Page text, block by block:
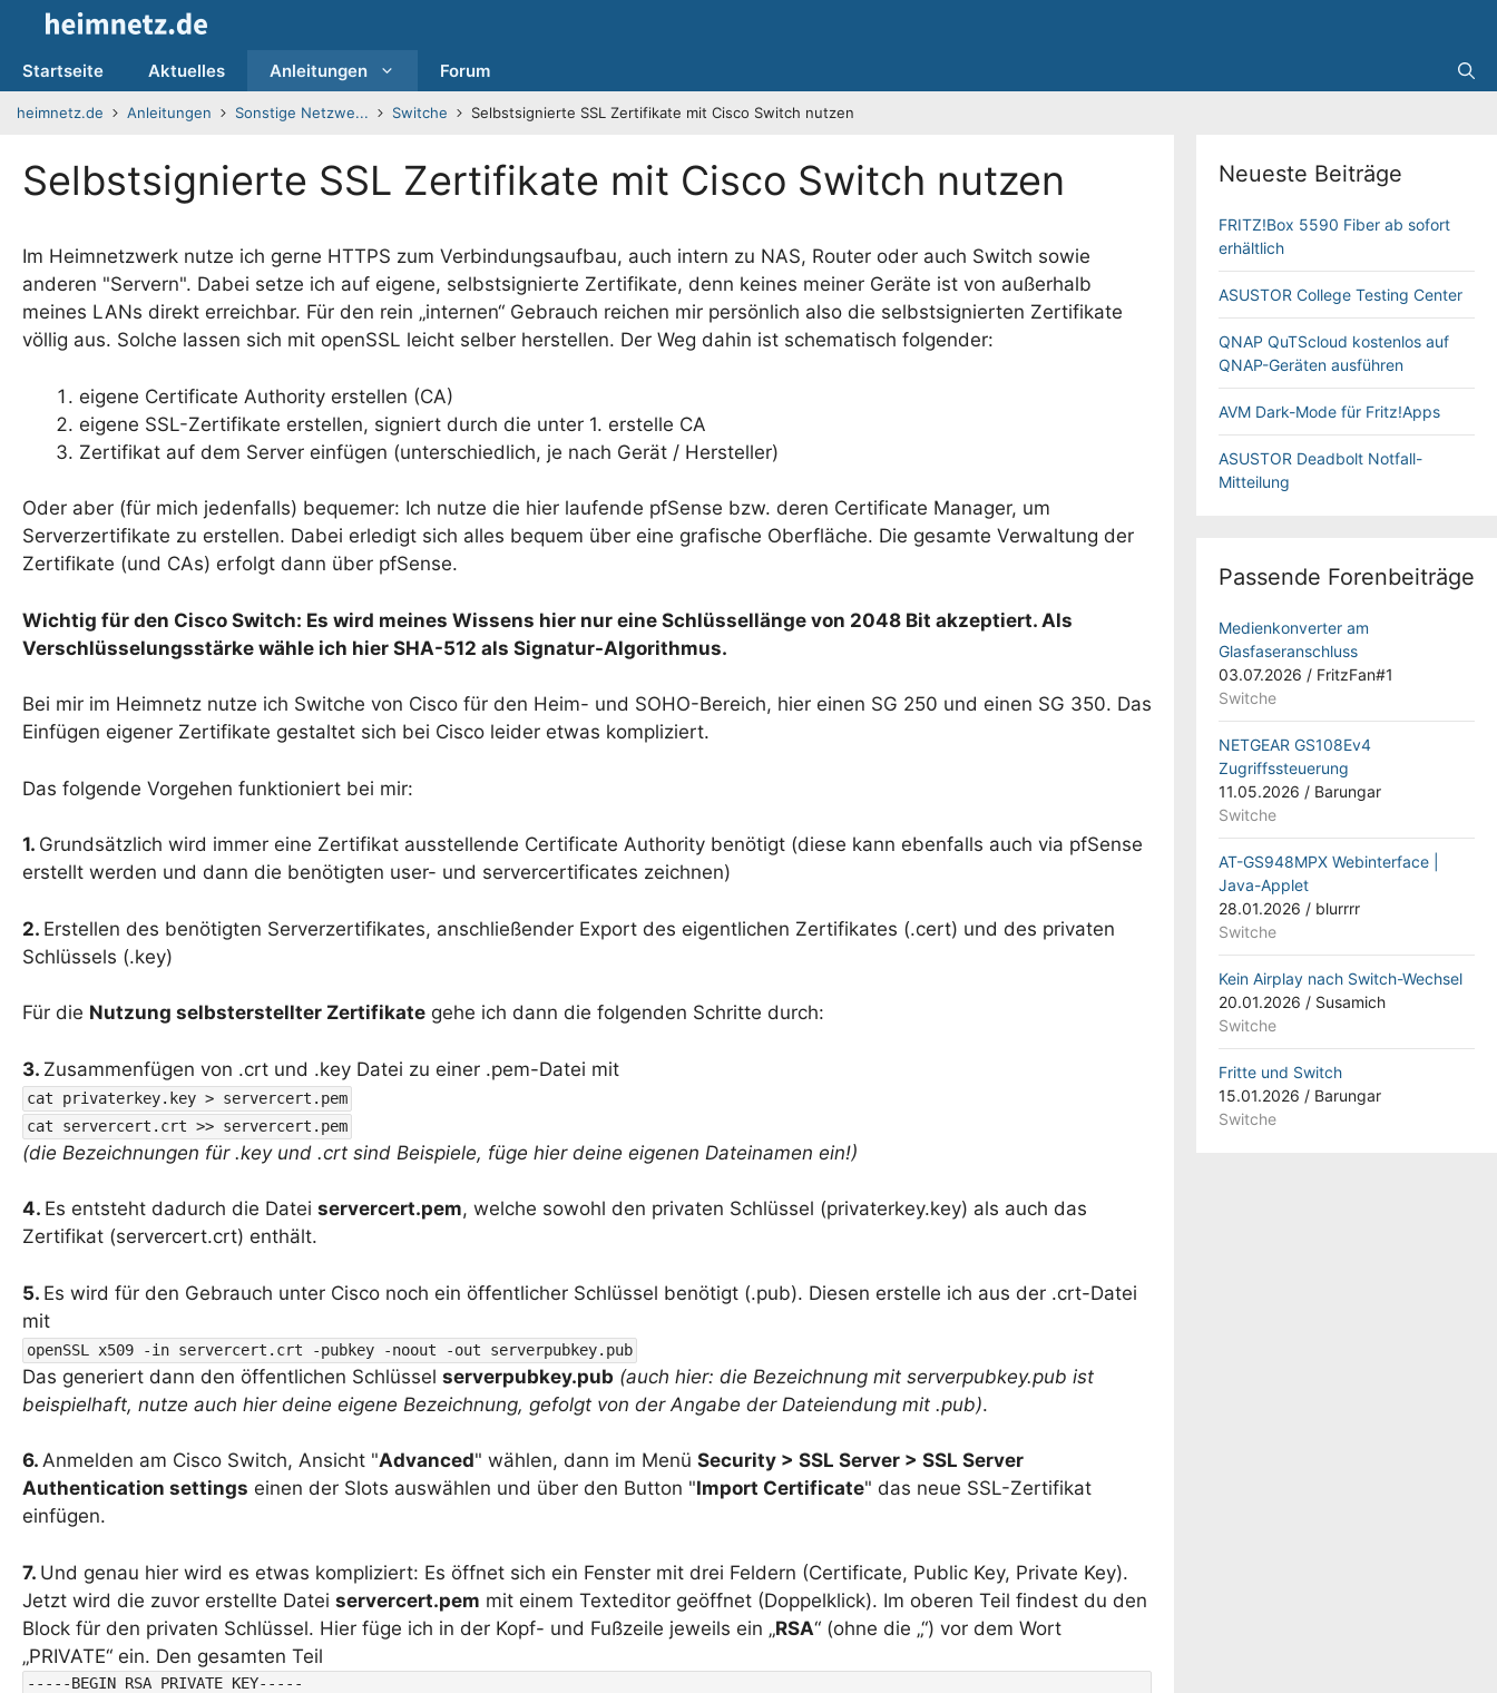
Inhalt
springen
Startseite Aktuelles Anleitungen Forum
heimnetz.de Anleitungen Sonstige Netzwe... Switche Selbstsignierte SSL Zertifikate mit Cisco Switch nutzen
Selbstsignierte SSL Zertifikate mit Cisco Switch nutzen
Im Heimnetzwerk nutze ich gerne HTTPS zum Verbindungsaufbau, auch intern zu NAS, Router oder auch Switch sowie
anderen "Servern". Dabei setze ich auf eigene, selbstsignierte Zertifikate, denn keines meiner Geräte ist von außerhalb
meines LANs direkt erreichbar. Für den rein „internen“ Gebrauch reichen mir persönlich also die selbstsignierten Zertifikate
völlig aus. Solche lassen sich mit openSSL leicht selber herstellen. Der Weg dahin ist schematisch folgender:
eigene Certificate Authority erstellen (CA)
eigene SSL-Zertifikate erstellen, signiert durch die unter 1. erstelle CA
Zertifikat auf dem Server einfügen (unterschiedlich, je nach Gerät / Hersteller)
Oder aber (für mich jedenfalls) bequemer: Ich nutze die hier laufende pfSense bzw. deren Certificate Manager, um
Serverzertifikate zu erstellen. Dabei erledigt sich alles bequem über eine grafische Oberfläche. Die gesamte Verwaltung der
Zertifikate (und CAs) erfolgt dann über pfSense.
Wichtig für den Cisco Switch: Es wird meines Wissens hier nur eine Schlüssellänge von 2048 Bit akzeptiert. Als
Verschlüsselungsstärke wähle ich hier SHA-512 als Signatur-Algorithmus.
Bei mir im Heimnetz nutze ich Switche von Cisco für den Heim- und SOHO-Bereich, hier einen SG 250 und einen SG 350. Das
Einfügen eigener Zertifikate gestaltet sich bei Cisco leider etwas kompliziert.
Das folgende Vorgehen funktioniert bei mir:
1. Grundsätzlich wird immer eine Zertifikat ausstellende Certificate Authority benötigt (diese kann ebenfalls auch via pfSense
erstellt werden und dann die benötigten user- und servercertificates zeichnen)
2. Erstellen des benötigten Serverzertifikates, anschließender Export des eigentlichen Zertifikates (.cert) und des privaten
Schlüssels (.key)
Für die Nutzung selbsterstellter Zertifikate gehe ich dann die folgenden Schritte durch:
3. Zusammenfügen von .crt und .key Datei zu einer .pem-Datei mit
cat privaterkey.key > servercert.pem
cat servercert.crt >> servercert.pem
(die Bezeichnungen für .key und .crt sind Beispiele, füge hier deine eigenen Dateinamen ein!)
4. Es entsteht dadurch die Datei servercert.pem, welche sowohl den privaten Schlüssel (privaterkey.key) als auch das
Zertifikat (servercert.crt) enthält.
5. Es wird für den Gebrauch unter Cisco noch ein öffentlicher Schlüssel benötigt (.pub). Diesen erstelle ich aus der .crt-Datei
mit
openSSL x509 -in servercert.crt -pubkey -noout -out serverpubkey.pub
Das generiert dann den öffentlichen Schlüssel serverpubkey.pub (auch hier: die Bezeichnung mit serverpubkey.pub ist
beispielhaft, nutze auch hier deine eigene Bezeichnung, gefolgt von der Angabe der Dateiendung mit .pub).
6. Anmelden am Cisco Switch, Ansicht "Advanced" wählen, dann im Menü Security > SSL Server > SSL Server
Authentication settings einen der Slots auswählen und über den Button "Import Certificate" das neue SSL-Zertifikat
einfügen.
7. Und genau hier wird es etwas kompliziert: Es öffnet sich ein Fenster mit drei Feldern (Certificate, Public Key, Private Key).
Jetzt wird die zuvor erstellte Datei servercert.pem mit einem Texteditor geöffnet (Doppelklick). Im oberen Teil findest du den
Block für den privaten Schlüssel. Hier füge ich in der Kopf- und Fußzeile jeweils ein „RSA“ (ohne die „“) vor dem Wort
„PRIVATE“ ein. Den gesamten Teil
-----BEGIN RSA PRIVATE KEY-----
Neueste Beiträge
FRITZ!Box 5590 Fiber ab sofort
erhältlich
ASUSTOR College Testing Center
QNAP QuTScloud kostenlos auf
QNAP-Geräten ausführen
AVM Dark-Mode für Fritz!Apps
ASUSTOR Deadbolt Notfall-
Mitteilung
Passende Forenbeiträge
Medienkonverter am
Glasfaseranschluss
03.07.2026 / FritzFan#1
Switche
NETGEAR GS108Ev4
Zugriffssteuerung
11.05.2026 / Barungar
Switche
AT-GS948MPX Webinterface |
Java-Applet
28.01.2026 / blurrrr
Switche
Kein Airplay nach Switch-Wechsel
20.01.2026 / Susamich
Switche
Fritte und Switch
15.01.2026 / Barungar
Switche